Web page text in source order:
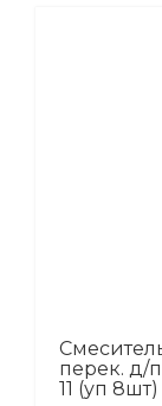
перек. д/
11 (уп 8шт)